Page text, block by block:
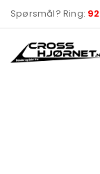
Spørsmål? Ring: